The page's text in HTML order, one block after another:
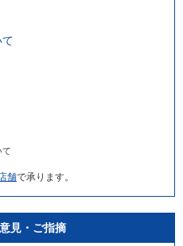
て
店舗で承ります。
見・ご指摘